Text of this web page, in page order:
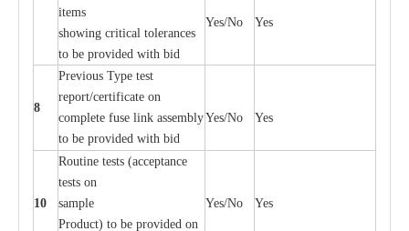
items
showing critical tolerances
to be provided with bid
Yes/No Yes
8
Previous Type test
report/certificate on
complete fuse link assembly
to be provided with bid
Yes/No Yes
10
Routine tests (acceptance
tests on
sample
Product) to be provided on
Yes/No Yes